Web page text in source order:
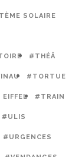
SOLAIRE
#THÉÂ
#TORTUE
#TRAIN
#ULIS
#URGENCES